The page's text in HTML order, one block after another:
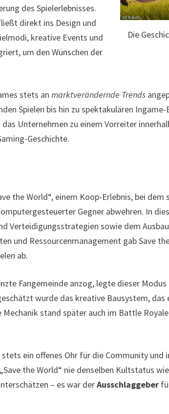
Die
des Spielerlebnisses.
direkt ins Design und
kreative Events und
um den Wünschen der
stets anmarktverändernde Trends
Spielen bis hin zu spektakulären Ingame-
Unternehmen zu einem Vorreiter
Geschichte.
the World“, einem Koop-Erlebnis, bei dem
Gegner abwehren. In
Verteidigungsstrategien sowie dem
und Ressourcenmanagement gab Save
ab.
Fangemeinde anzog, legte dieser Modus
wurde das kreative Bausystem, das
Mechanik stand später auch im Battle
ein offenes Ohr für die Community
the World“ nie denselben Kultstatus
– es war derAusschlaggeber